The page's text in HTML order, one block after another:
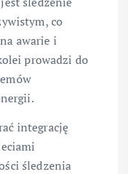
co
awarie i
prowadzi do
integrację
śledzenia